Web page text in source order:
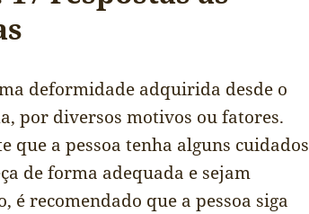
deformidade adquirida desde o
por diversos motivos ou fatores.
a pessoa tenha alguns cuidados
de forma adequada e sejam
é recomendado que a pessoa siga